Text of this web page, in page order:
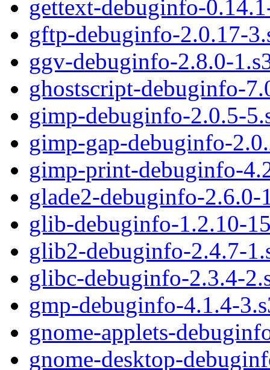
gettext-debuginfo-
gftp-debuginfo-2.0.17-
ggv-debuginfo-2.8.0-
ghostscript-debuginfo-
gimp-debuginfo-2.0.5-
gimp-gap-debuginfo-
gimp-print-debuginfo-
glade2-debuginfo-2.6.0-
glib-debuginfo-1.2.10-
glib2-debuginfo-2.4.7-
glibc-debuginfo-2.3.4-
gmp-debuginfo-4.1.4-
gnome-applets-
gnome-desktop-